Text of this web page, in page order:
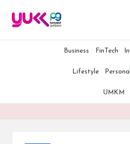
SkipY
G
YUKK
Payment
Business FinTech
Lifestyle
UMKM